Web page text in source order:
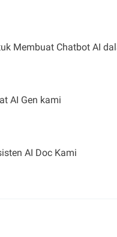
Membuat Chatbot AI
AI Gen kami
AI Doc Kami